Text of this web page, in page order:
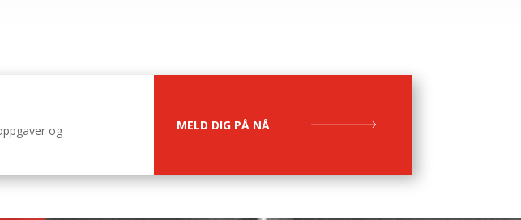
og
MELD DIG PÅ NÅ